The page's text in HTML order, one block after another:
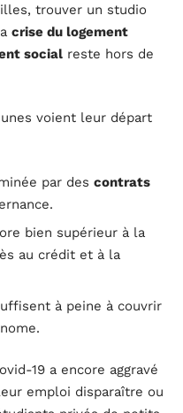
trouver un studio
crise du logement
social reste hors de
voient leur départ
par des contrats
bien supérieur à la
au crédit et à la
à peine à couvrir
19 a encore aggravé
emploi disparaître ou